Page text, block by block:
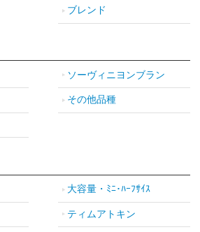
ブレンド
ソーヴィニヨンブラン
その他品種
大容量・ﾐﾆ･ﾊｰﾌｻｲｽ
ティムアトキン